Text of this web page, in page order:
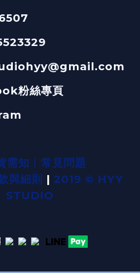
粉絲專頁
需知 ︱ 常見問題
與細則 | 2019 © HYY
STUDIO